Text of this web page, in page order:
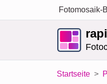
Fotomosaik-
Startseite